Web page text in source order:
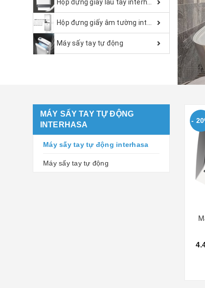
Máy sấy tay tự động
MÁY SẤY TAY TỰ ĐỘNG
INTERHASA
Máy sấy tay tự động interhasa
Máy sấy tay tự động
-